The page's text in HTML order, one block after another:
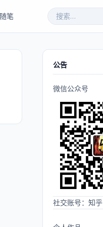
随笔
公告
微信公众号
社交账号： 知乎